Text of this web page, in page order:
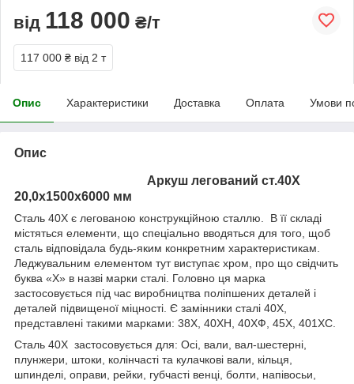
від 118 000 ₴/т
117 000 ₴ від 2 т
Опис Характеристики Доставка Оплата Умови
Опис
Аркуш легований ст.40Х
20,0х1500х6000 мм
Сталь 40Х є легованою конструкційною сталлю. В її складі
містяться елементи, що спеціально вводяться для того, щоб
сталь відповідала будь-яким конкретним характеристикам.
Леджувальним елементом тут виступає хром, про що свідчить
буква «Х» в назві марки сталі. Головно ця марка
застосовується під час виробництва поліпшених деталей і
деталей підвищеної міцності. Є замінники сталі 40Х,
представлені такими марками: 38Х, 40ХН, 40ХФ, 45Х, 401ХС.
Сталь 40Х застосовується для: Осі, вали, вал-шестерні,
плунжери, штоки, колінчасті та кулачкові вали, кільця,
шпинделі, оправи, рейки, губчасті венці, болти, напівосьи,